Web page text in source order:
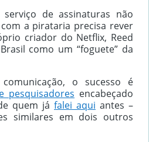
de assinaturas não
a pirataria precisa rever
criador do Netflix, Reed
como um “foguete” da
o sucesso é
pesquisadores encabeçado
quem já falei aqui antes –
similares em dois outros